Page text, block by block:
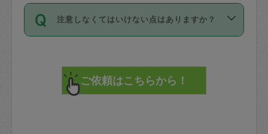
詳細FAQ：
損害賠償保険について教えて
72時間を超える※と、以下のキャンセル
料が発生します。
直前キャンセル料：
72時間前〜24時間前＝依頼料金の50%
まず、条件の合う気になるタスカジさ
みてください。
その後、一番気に入ったタスカジさんに
不在の場合の作業はタスカジさんの同意
が必要です。数回の依頼ののち、タスカ
ジさんと依頼者の間で十分な信頼関係が
てください。
不在時に部屋に入るためにタスカジさん
注意しなくてはいけない点はありますか？
で、必ず鍵のかかるロッカーや金庫に入
れて依頼者の責任の元管理するよう心掛
けてください。